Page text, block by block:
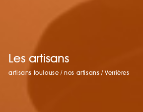
Les artisans
artisans toulouse /nos artisans /Verrières